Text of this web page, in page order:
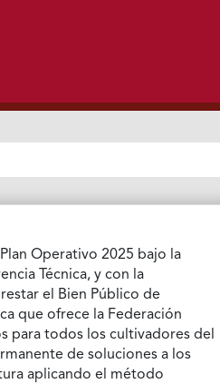
Operativo 2025 bajo la
Técnica, y con la
el Bien Público de
que ofrece la Federación
para todos los cultivadores del
de soluciones a los
aplicando el método